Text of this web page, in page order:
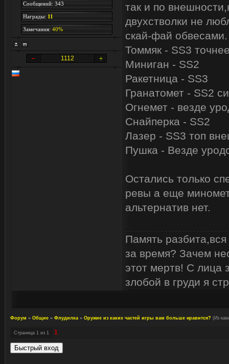
Сообщений: 343
Награды: 11
Замечания: 40%
1112
так и по
двухстволки не
скай-фай обвесами.
Томмяк - SS3
Миниган - SS2
Ракетница - SS3
Гранатомет - SS2
Огнемет - везде
Снайперка - SS2
Лазер - SS3 топ
Пушка - Везде
Остались только
ревы а еще
альтернатив нет.
Память
за время? Зачем
этот мертв! С лица
злобой в груди я
Форум » Общие » Флудилка » Оружие из каких частей игры вам больше нравится? (Из
Страница 1 из 1 1